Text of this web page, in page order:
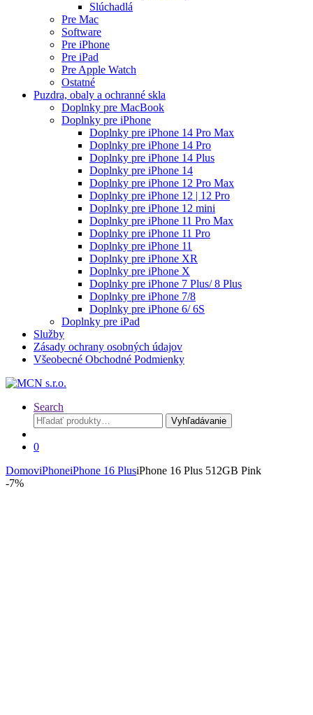
Slúchadlá
Pre Mac
Software
Pre iPhone
Pre iPad
Pre Apple Watch
Ostatné
Puzdra, obaly a ochranné skla
Doplnky pre MacBook
Doplnky pre iPhone
Doplnky pre iPhone 14 Pro Max
Doplnky pre iPhone 14 Pro
Doplnky pre iPhone 14 Plus
Doplnky pre iPhone 14
Doplnky pre iPhone 12 Pro Max
Doplnky pre iPhone 12 | 12 Pro
Doplnky pre iPhone 12 mini
Doplnky pre iPhone 11 Pro Max
Doplnky pre iPhone 11 Pro
Doplnky pre iPhone 11
Doplnky pre iPhone XR
Doplnky pre iPhone X
Doplnky pre iPhone 7 Plus/ 8 Plus
Doplnky pre iPhone 7/8
Doplnky pre iPhone 6/ 6S
Doplnky pre iPad
Služby
Zásady ochrany osobných údajov
Všeobecné Obchodné Podmienky
Search
Hľadať:
Vyhľadávanie
0
DomoviPhoneiPhone 16 PlusiPhone 16 Plus 512GB Pink
-7%